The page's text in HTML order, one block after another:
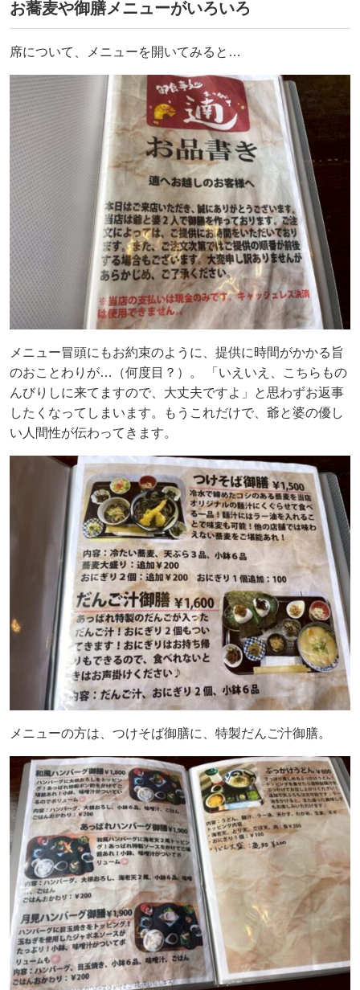
お蕎麦や御膳メニューがいろいろ
席について、メニューを開いてみると…
メニュー冒頭にもお約束のように、提供に時間がかかる旨
のおことわりが…（何度目？）。 「いえいえ、こちらもの
んびりしに来てますので、大丈夫ですよ」と思わずお返事
したくなってしまいます。もうこれだけで、爺と婆の優し
い人間性が伝わってきます。
メニューの方は、つけそば御膳に、特製だんご汁御膳。